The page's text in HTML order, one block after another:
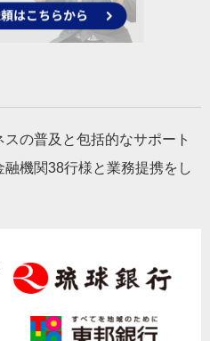
の普及と包括的なサポート
機関38行様と業務提携をし